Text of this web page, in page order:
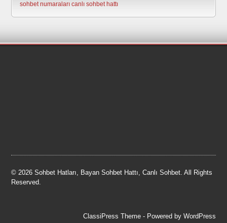
sohbet numaraları canlı sohbet hattı
© 2026 Sohbet Hatları, Bayan Sohbet Hattı, Canlı Sohbet. All Rights
Reserved.
ClassiPress Theme- Powered by WordPress